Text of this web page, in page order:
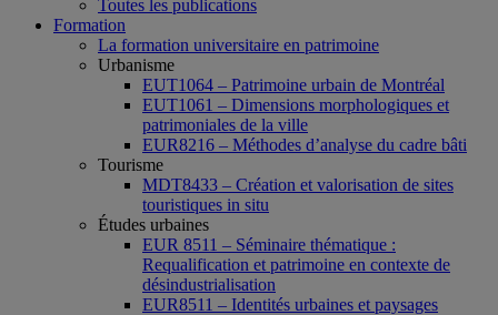
Toutes les publications
Formation
La formation universitaire en patrimoine
Urbanisme
EUT1064 – Patrimoine urbain de Montréal
EUT1061 – Dimensions morphologiques et
patrimoniales de la ville
EUR8216 – Méthodes d’analyse du cadre bâti
Tourisme
MDT8433 – Création et valorisation de sites
touristiques in situ
Études urbaines
EUR 8511 – Séminaire thématique :
Requalification et patrimoine en contexte de
désindustrialisation
EUR8511 – Identités urbaines et paysages